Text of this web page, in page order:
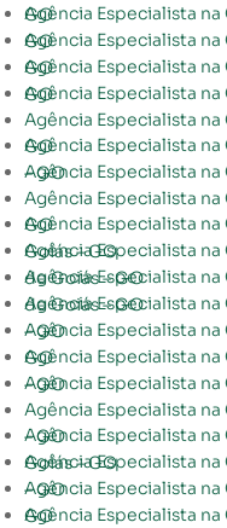
Agência Especialista na Criação de Site em Aragarças – GO
Agência Especialista na Criação de Site em Aragoiânia – GO
Agência Especialista na Criação de Site em Araguapaz – GO
Agência Especialista na Criação de Site em Arenópolis – GO
Agência Especialista
Agência Especialista na Criação de Site em Aurilândia – GO
Agência Especialista na Criação de Site em Avelinópolis – GO
Agência Especialista na
Agência Especialista na Criação de Site em Barro Alto – GO
Agência Especialista na Criação de Site em Bela Vista de Goiás – GO
Agência Especialista na Criação de Site em Bom Jardim de Goiás – GO
Agência Especialista na Criação de Site em Bom Jesus de Goiás – GO
Agência Especialista na Criação de Site em Bonfinópolis – GO
Agência Especialista na Criação de Site em Bonópolis – GO
Agência Especialista na Criação de Site em Brazabrantes – GO
Agência Especialista
Agência Especialista na Criação de Site em Buriti Alegre – GO
Agência Especialista na Criação de Site em Buriti de Goiás – GO
Agência Especialista na Criação de Site em Buritinópolis – GO
Agência Especialista na Criação de Site em Cabeceiras – GO